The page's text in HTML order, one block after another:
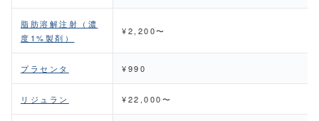
脂肪溶解注射（濃
度1%製剤）
¥2,200〜
プラセンタ ¥990
リジュラン ¥22,000〜